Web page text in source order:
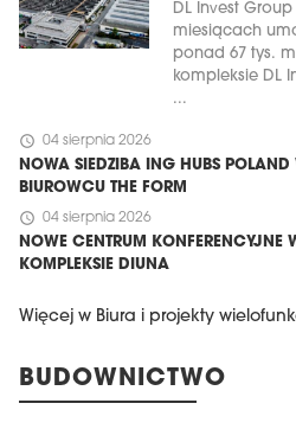
DL Invest
miesiącach
ponad 67 tys.
kompleksie DL
...
schedule 04 sierpnia 2026
NOWA SIEDZIBA ING HUBS POLAND
BIUROWCU THE FORM
schedule 04 sierpnia 2026
NOWE CENTRUM KONFERENCYJNE
KOMPLEKSIE DIUNA
Więcej w Biura i projekty
BUDOWNICTWO